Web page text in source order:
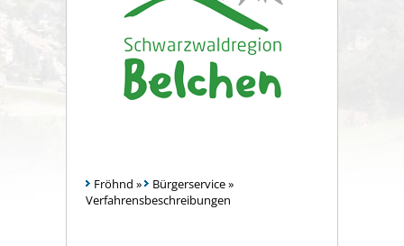
Fröhnd » Bürgerservice»
Verfahrensbeschreibungen